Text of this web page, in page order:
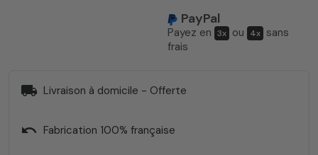
PayPal
Payez en 3x ou 4x sans
frais
local_shipping Livraison à domicile - Offerte
undo Fabrication 100% française